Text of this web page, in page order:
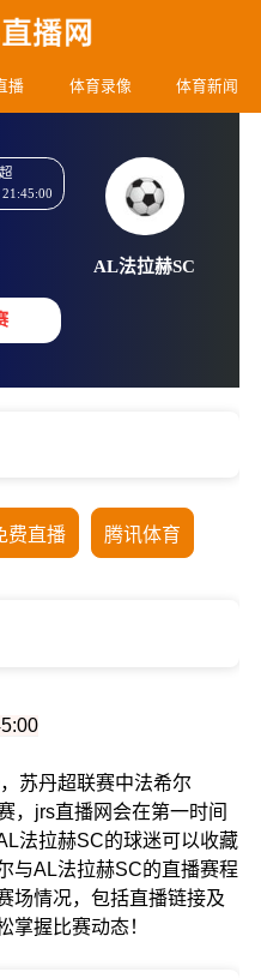
播 体育录像 体育新闻
苏丹超
06-02 21:45:00
:
完赛
费直播 腾讯体育
苏丹超联赛中法希尔
，jrs直播网会在第一时间
法拉赫SC的球迷可以收藏
与AL法拉赫SC的直播赛程
场情况，包括直播链接及
掌握比赛动态！